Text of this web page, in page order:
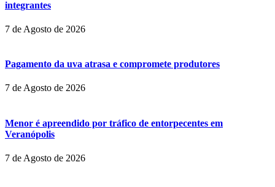
integrantes
7 de Agosto de 2026
Pagamento da uva atrasa e compromete produtores
7 de Agosto de 2026
Menor é apreendido por tráfico de entorpecentes em
Veranópolis
7 de Agosto de 2026